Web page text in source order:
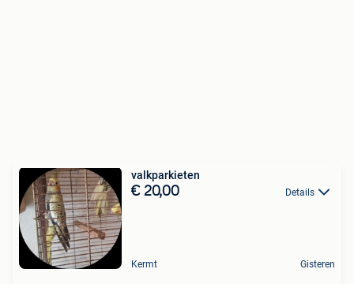
valkparkieten
€ 20,00 Details
Kermt Gisteren